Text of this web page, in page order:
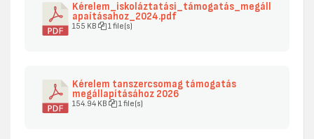
Kérelem_iskoláztatási_támogatás_megáll
apaításahoz_2024.pdf
155 KB 1 file(s)
Kérelem tanszercsomag támogatás
megállapításához 2026
154.94 KB 1 file(s)